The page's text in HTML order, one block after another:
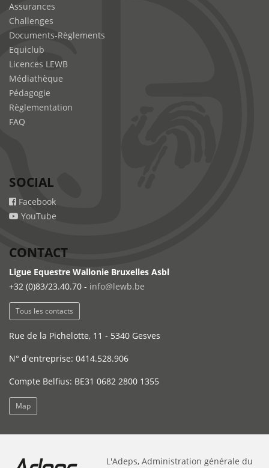
Assurances
Challenges
Documents-Règlements
Equiclub
Licences LEWB
Médiathèque
Pédagogie
Règlementation
FAQ
SOCIAL
Facebook
YouTube
CONTACT
Ligue Equestre Wallonie Bruxelles Asbl
+32 (0)83/23.40.70 - info@lewb.be
Tous les contacts
Rue de la Pichelotte, 11 - 5340 Gesves
N° d'entreprise: 0414.528.906
Compte Belfius: BE31 0682 2800 1355
Map
L'Adeps, Administration générale du